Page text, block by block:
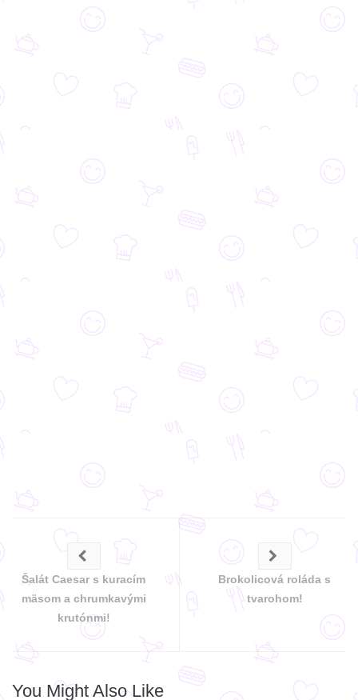
Šalát Caesar s kuracím
mäsom a chrumkavými
krutónmi!
Brokolicová roláda s
tvarohom!
You Might Also Like